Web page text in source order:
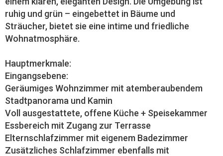
ruhig und grün – eingebettet in Bäume und
Sträucher, bietet sie eine intime und friedliche
Wohnatmosphäre.
Hauptmerkmale:
Eingangsebene:
Geräumiges Wohnzimmer mit atemberaubendem
Stadtpanorama und Kamin
Voll ausgestattete, offene Küche + Speisekammer
Essbereich mit Zugang zur Terrasse
Elternschlafzimmer mit eigenem Badezimmer
Zusätzliches Schlafzimmer ebenfalls mit